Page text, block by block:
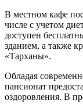
В местном кафе
числе с учетом
доступен
зданием, а также
«Тарханы».
Обладая
пансионат
оздоровления. В